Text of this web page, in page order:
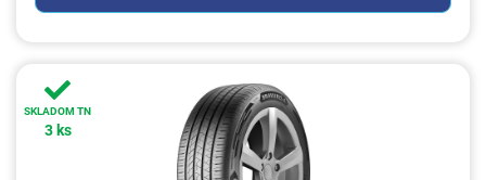
SKLADOM TN
3 ks